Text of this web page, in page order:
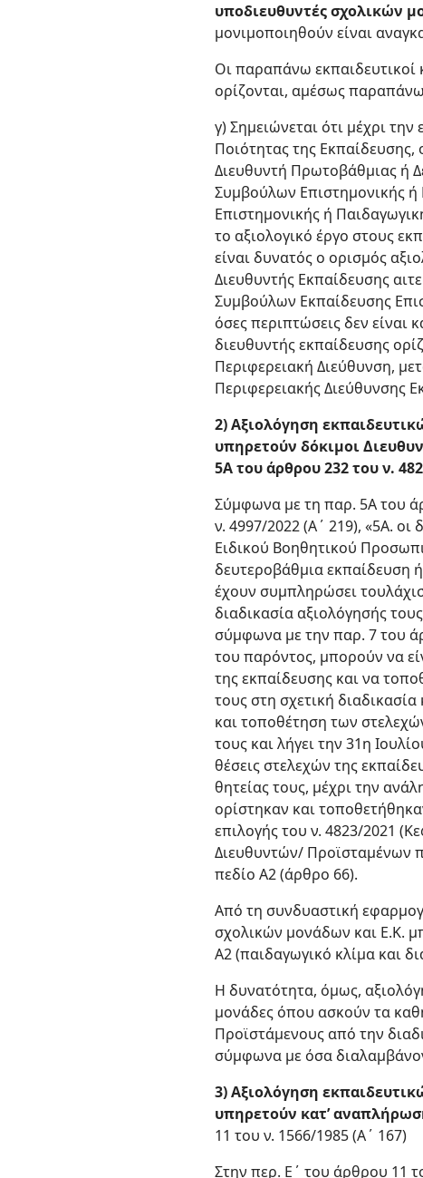
υποδιευθυντές σχολικών
μονιμοποιηθούν είναι
Οι παραπάνω εκπαιδευτικοί
ορίζονται, αμέσως
γ) Σημειώνεται ότι μέχρι
Ποιότητας της
Διευθυντή Πρωτοβάθμιας ή
Συμβούλων Επιστημονικής ή
Επιστημονικής ή
το αξιολογικό έργο στους
είναι δυνατός ο ορισμός
Διευθυντής Εκπαίδευσης
Συμβούλων Εκπαίδευσης
όσες περιπτώσεις δεν
διευθυντής εκπαίδευσης
Περιφερειακή Διεύθυνση,
Περιφερειακής Διεύθυνσης
2) Αξιολόγηση
υπηρετούν δόκιμοι
5Α του άρθρου 232 του ν.
Σύμφωνα με τη παρ. 5Α του
ν. 4997/2022 (Α΄ 219), «5Α. οι
Ειδικού Βοηθητικού
δευτεροβάθμια εκπαίδευση
έχουν συμπληρώσει
διαδικασία αξιολόγησής
σύμφωνα με την παρ. 7 του
του παρόντος, μπορούν να
της εκπαίδευσης και να
τους στη σχετική
και τοποθέτηση των
τους και λήγει την 31η
θέσεις στελεχών της
θητείας τους, μέχρι την
ορίστηκαν και
επιλογής του ν. 4823/2021
Διευθυντών/ Προϊσταμένων
πεδίο Α2 (άρθρο 66).
Από τη συνδυαστική
σχολικών μονάδων και Ε.Κ.
Α2 (παιδαγωγικό κλίμα και
Η δυνατότητα, όμως,
μονάδες όπου ασκούν τα
Προϊστάμενους από την
σύμφωνα με όσα
3) Αξιολόγηση
υπηρετούν κατ’
11 του ν. 1566/1985 (Α΄ 167)
Στην περ. Ε΄ του άρθρου 11